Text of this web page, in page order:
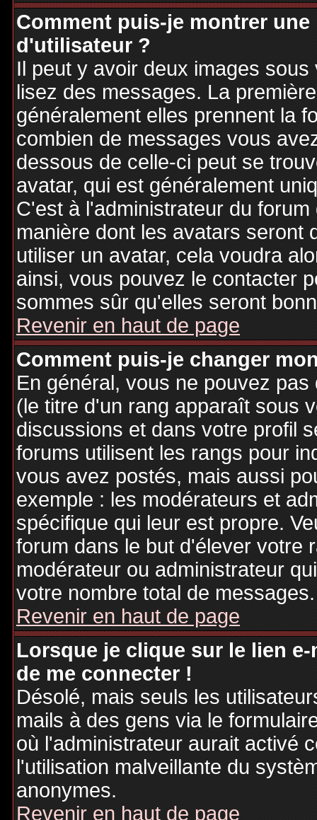
Comment puis-je montrer
d'utilisateur ?
Il peut y avoir deux images
lisez des messages. La
généralement elles prennent la
combien de messages vous
dessous de celle-ci peut se
avatar, qui est généralement
C'est à l'administrateur du
manière dont les avatars seront
utiliser un avatar, cela voudra
ainsi, vous pouvez le contacter
sommes sûr qu'elles seront
Revenir en haut de page
Comment puis-je changer
En général, vous ne pouvez
(le titre d'un rang apparaît sous
discussions et dans votre profil
forums utilisent les rangs pour
vous avez postés, mais aussi
exemple : les modérateurs et
spécifique qui leur est propre.
forum dans le but d'élever votre
modérateur ou administrateur
votre nombre total de messages.
Revenir en haut de page
Lorsque je clique sur le lien
de me connecter !
Désolé, mais seuls les
mails à des gens via le
où l'administrateur aurait activé
l'utilisation malveillante du
anonymes.
Revenir en haut de page